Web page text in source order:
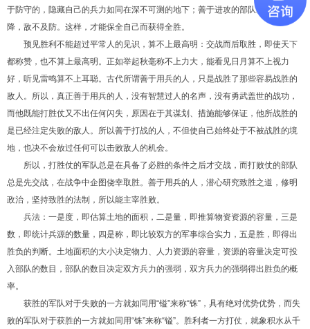
于防守的，隐藏自己的兵力如同在深不可测的地下；善于进攻的部队就象从天而
降，敌不及防。这样，才能保全自己而获得全胜。
预见胜利不能超过平常人的见识，算不上最高明：交战而后取胜，即使天下
都称赞，也不算上最高明。正如举起秋毫称不上力大，能看见日月算不上视力
好，听见雷鸣算不上耳聪。古代所谓善于用兵的人，只是战胜了那些容易战胜的
敌人。所以，真正善于用兵的人，没有智慧过人的名声，没有勇武盖世的战功，
而他既能打胜仗又不出任何闪失，原因在于其谋划、措施能够保证，他所战胜的
是已经注定失败的敌人。所以善于打战的人，不但使自己始终处于不被战胜的境
地，也决不会放过任何可以击败敌人的机会。
所以，打胜仗的军队总是在具备了必胜的条件之后才交战，而打败仗的部队
总是先交战，在战争中企图侥幸取胜。善于用兵的人，潜心研究致胜之道，修明
政治，坚持致胜的法制，所以能主宰胜败。
兵法：一是度，即估算土地的面积，二是量，即推算物资资源的容量，三是
数，即统计兵源的数量，四是称，即比较双方的军事综合实力，五是胜，即得出
胜负的判断。土地面积的大小决定物力、人力资源的容量，资源的容量决定可投
入部队的数目，部队的数目决定双方兵力的强弱，双方兵力的强弱得出胜负的概
率。
获胜的军队对于失败的一方就如同用“镒”来称“铢”，具有绝对优势优势，而失
败的军队对于获胜的一方就如同用“铢”来称“镒”。胜利者一方打仗，就象积水从千